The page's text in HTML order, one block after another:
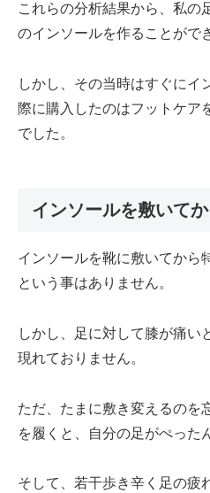
これらの分析結果から、私の
のインソールを作ることがで
しかし、その当時はすぐにイ
際に購入したのはフットケア
でした。
インソールを敷いて
インソールを靴に敷いてから
という事はありません。
しかし、足に対して膝が痛い
現れておりません。
ただ、たまに敷き変えるのを
を履くと、自分の足がぺった
そして、若干歩き辛く足の疲